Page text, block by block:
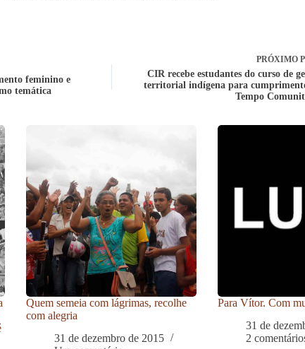
feminino e
temática
PRÓXIMO
CIR recebe estudantes do curso de
territorial indígena para
Tempo
Quem semeia com lágrimas, recolhe
com alegria
31 de dezembro de 2015
Para Vítor. Com
31 de
2